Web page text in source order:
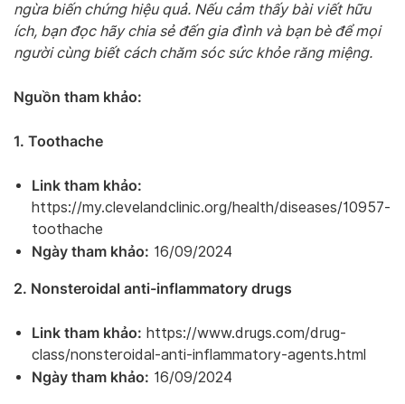
ngừa biến chứng hiệu quả. Nếu cảm thấy bài viết hữu
ích, bạn đọc hãy chia sẻ đến gia đình và bạn bè để mọi
người cùng biết cách chăm sóc sức khỏe răng miệng.
Nguồn tham khảo:
1. Toothache
Link tham khảo:
https://my.clevelandclinic.org/health/diseases/10957-
toothache
Ngày tham khảo: 16/09/2024
2. Nonsteroidal anti-inflammatory drugs
Link tham khảo: https://www.drugs.com/drug-
class/nonsteroidal-anti-inflammatory-agents.html
Ngày tham khảo: 16/09/2024